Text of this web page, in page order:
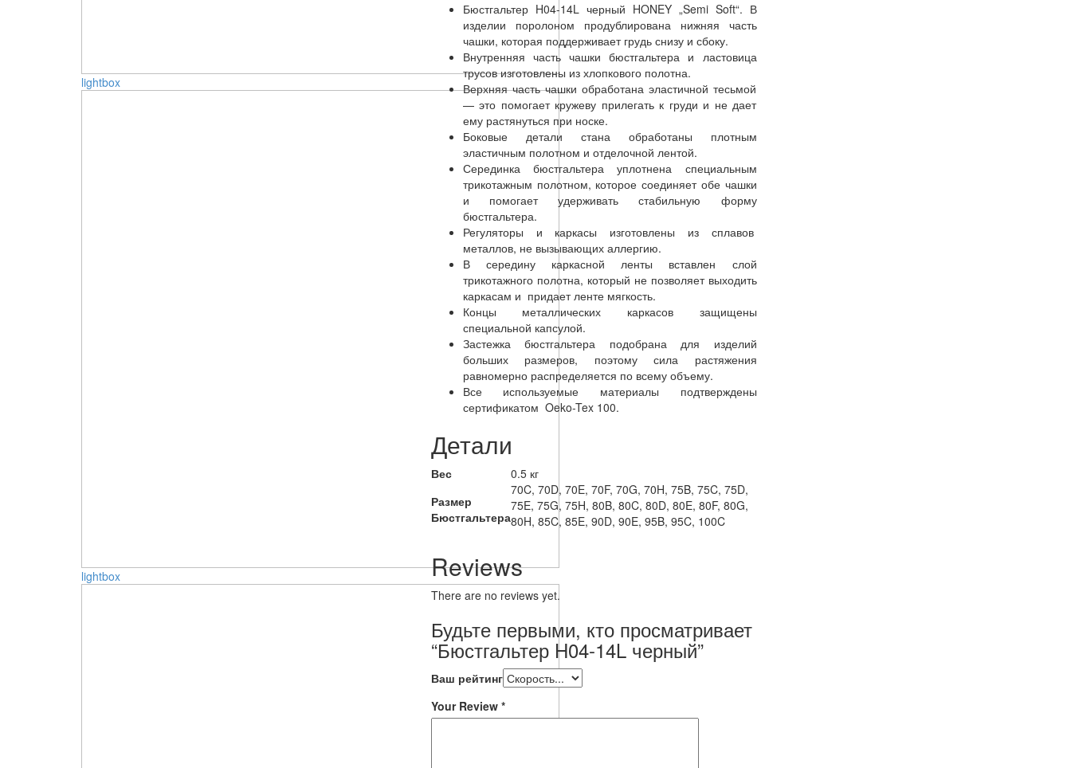
lightbox
lightbox
Бюстгальтер H04-14L черный HONEY „Semi Soft“. В
изделии поролоном продублирована нижняя часть
чашки, которая поддерживает грудь снизу и сбоку.
Внутренняя часть чашки бюстгальтера и ластовица
трусов изготовлены из хлопкового полотна.
Верхняя часть чашки обработана эластичной тесьмой
— это помогает кружеву прилегать к груди и не дает
ему растянуться при носке.
Боковые детали стана обработаны плотным
эластичным полотном и отделочной лентой.
Серединка бюстгальтера уплотнена специальным
трикотажным полотном, которое соединяет обе чашки
и помогает удерживать стабильную форму
бюстгальтера.
Регуляторы и каркасы изготовлены из сплавов
металлов, не вызывающих аллергию.
В середину каркасной ленты вставлен слой
трикотажного полотна, который не позволяет выходить
каркасам и придает ленте мягкость.
Концы металлических каркасов защищены
специальной капсулой.
Застежка бюстгальтера подобрана для изделий
больших размеров, поэтому сила растяжения
равномерно распределяется по всему объему.
Все используемые материалы подтверждены
сертификатом Oeko-Tex 100.
Детали
Вес
0.5 кг
Размер
Бюстгальтера
70C, 70D, 70E, 70F, 70G, 70H, 75B, 75C, 75D,
75E, 75G, 75H, 80B, 80C, 80D, 80E, 80F, 80G,
80H, 85C, 85E, 90D, 90E, 95B, 95C, 100C
Reviews
There are no reviews yet.
Будьте первыми, кто просматривает
“Бюстгальтер H04-14L черный”
Ваш рейтинг
Your Review *